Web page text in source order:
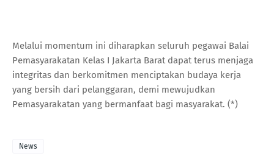
Melalui momentum ini diharapkan seluruh pegawai Balai
Pemasyarakatan Kelas I Jakarta Barat dapat terus menjaga
integritas dan berkomitmen menciptakan budaya kerja
yang bersih dari pelanggaran, demi mewujudkan
Pemasyarakatan yang bermanfaat bagi masyarakat. (*)
News